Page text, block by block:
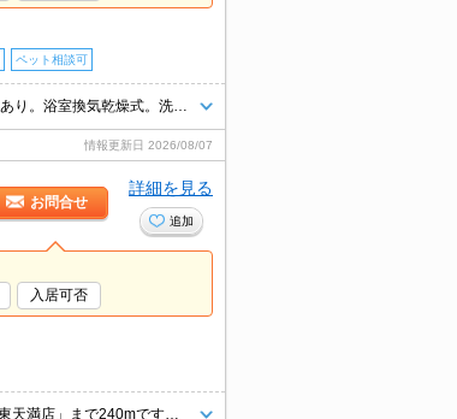
ペット相談可
情報更新日 2026/08/07
お問合せ
詳細を見る
追加
入居可否